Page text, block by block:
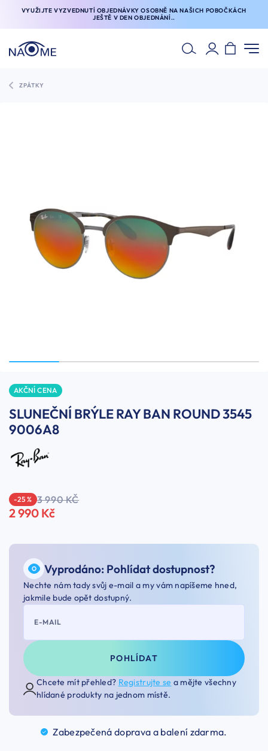
VYUŽIJTE VYZVEDNUTÍ OBJEDNÁVKY OSOBNĚ NA NAŠICH POBOČKÁCH
JEŠTĚ V DEN OBJEDNÁNÍ..
ZPÁTKY
AKČNÍ CENA
SLUNEČNÍ BRÝLE RAY BAN ROUND 3545
9006A8
-25 % 3 990 KČ
2 990 Kč
Vyprodáno: Pohlídat dostupnost?
Nechte nám tady svůj e-mail a my vám napíšeme hned,
jakmile bude opět dostupný.
E-MAIL
POHLÍDAT
Chcete mít přehled? Registrujte se a mějte všechny
hlídané produkty na jednom místě.
Zabezpečená doprava a balení zdarma.